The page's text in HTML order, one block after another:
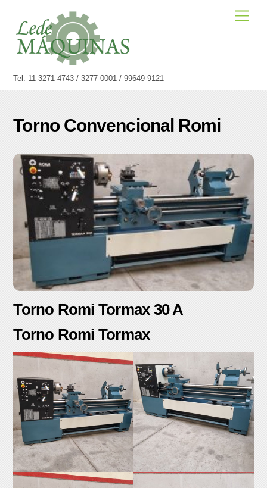
content
Tel: 11 3271-4743 / 3277-0001 / 99649-9121
Torno Convencional Romi
Torno Romi Tormax 30 A
Torno Romi Tormax